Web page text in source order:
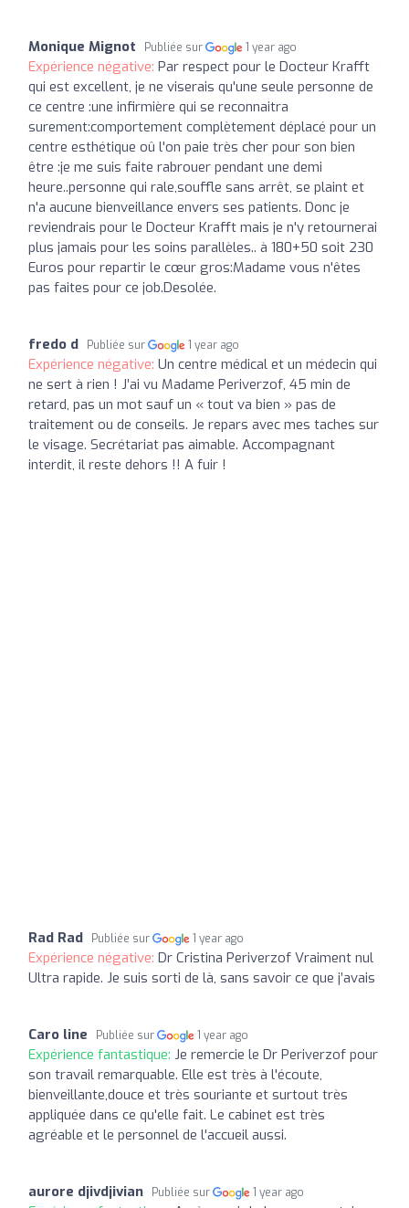
Monique Mignot Publiée sur 1 year ago
Expérience négative: Par respect pour le Docteur Krafft
qui est excellent, je ne viserais qu'une seule personne de
ce centre :une infirmière qui se reconnaitra
surement:comportement complètement déplacé pour un
centre esthétique oû l'on paie très cher pour son bien
être :je me suis faite rabrouer pendant une demi
heure..personne qui rale,souffle sans arrêt, se plaint et
n'a aucune bienveillance envers ses patients. Donc je
reviendrais pour le Docteur Krafft mais je n'y retournerai
plus jamais pour les soins parallèles.. à 180+50 soit 230
Euros pour repartir le cœur gros:Madame vous n'êtes
pas faites pour ce job.Desolée.
fredo d Publiée sur 1 year ago
Expérience négative: Un centre médical et un médecin qui
ne sert à rien ! J’ai vu Madame Periverzof, 45 min de
retard, pas un mot sauf un « tout va bien » pas de
traitement ou de conseils. Je repars avec mes taches sur
le visage. Secrétariat pas aimable. Accompagnant
interdit, il reste dehors !! A fuir !
Rad Rad Publiée sur 1 year ago
Expérience négative: Dr Cristina Periverzof Vraiment nul
Ultra rapide. Je suis sorti de là, sans savoir ce que j’avais
Caro line Publiée sur 1 year ago
Expérience fantastique: Je remercie le Dr Periverzof pour
son travail remarquable. Elle est très à l'écoute,
bienveillante,douce et très souriante et surtout très
appliquée dans ce qu'elle fait. Le cabinet est très
agréable et le personnel de l'accueil aussi.
aurore djivdjivian Publiée sur 1 year ago